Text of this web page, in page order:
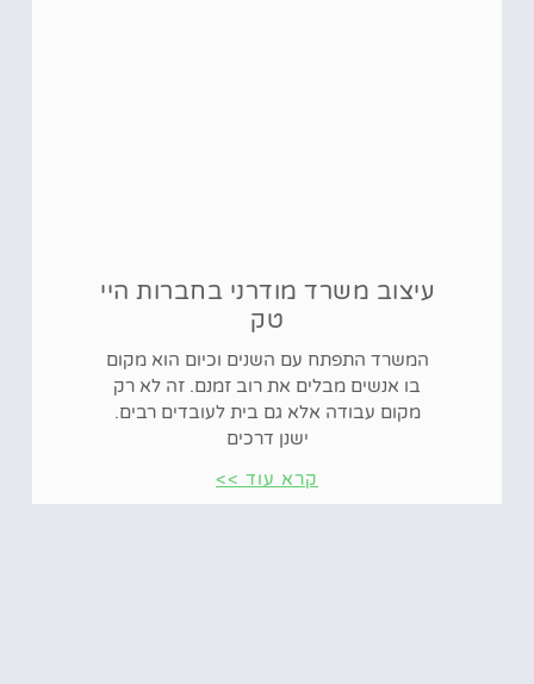
עיצוב משרד מודרני בחברות היי
טק
המשרד התפתח עם השנים וכיום הוא מקום
בו אנשים מבלים את רוב זמנם. זה לא רק
מקום עבודה אלא גם בית לעובדים רבים.
ישנן דרכים
קרא עוד >>